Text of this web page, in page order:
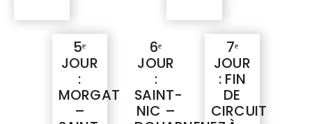
5ᵉ
JOUR
:
MORGAT
–
6ᵉ
JOUR
:
SAINT-
NIC –
7ᵉ
JOUR
: FIN
DE
CIRCUIT